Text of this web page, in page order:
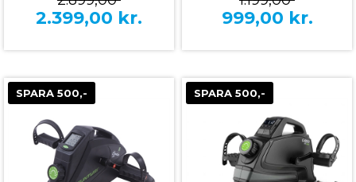
2.399,00 kr. 999,00 kr.
SPARA 500,- SPARA 500,-